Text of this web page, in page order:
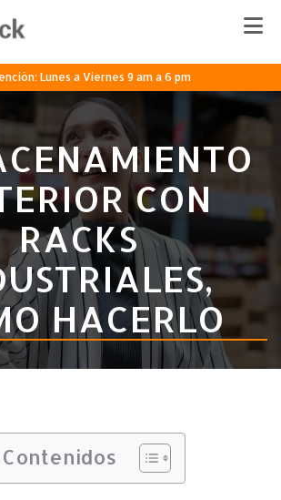
Lunes a Viernes 9 am a 6 pm
Cotizar
CON
RACKS
HACERLO